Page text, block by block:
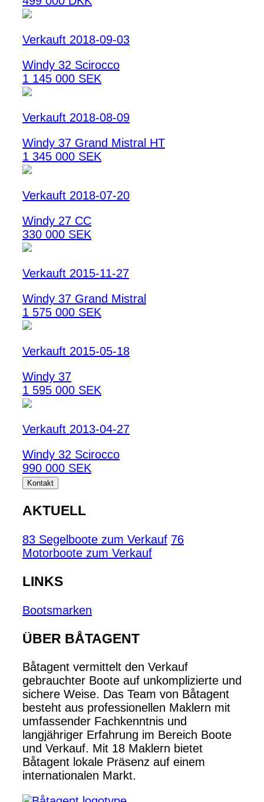
Verkauft 2018-09-03
Windy 32 Scirocco
1 145 000 SEK
Verkauft 2018-08-09
Windy 37 Grand Mistral HT
1 345 000 SEK
Verkauft 2018-07-20
Windy 27 CC
330 000 SEK
Verkauft 2015-11-27
Windy 37 Grand Mistral
1 575 000 SEK
Verkauft 2015-05-18
Windy 37
1 595 000 SEK
Verkauft 2013-04-27
Windy 32 Scirocco
990 000 SEK
Kontakt
AKTUELL
83 Segelboote zum Verkauf 76
Motorboote zum Verkauf
LINKS
Bootsmarken
ÜBER BÅTAGENT
Båtagent vermittelt den Verkauf
gebrauchter Boote auf unkomplizierte und
sichere Weise. Das Team von Båtagent
besteht aus professionellen Maklern mit
umfassender Fachkenntnis und
langjähriger Erfahrung im Bereich Boote
und Verkauf. Mit 18 Maklern bietet
Båtagent lokale Präsenz auf einem
internationalen Markt.